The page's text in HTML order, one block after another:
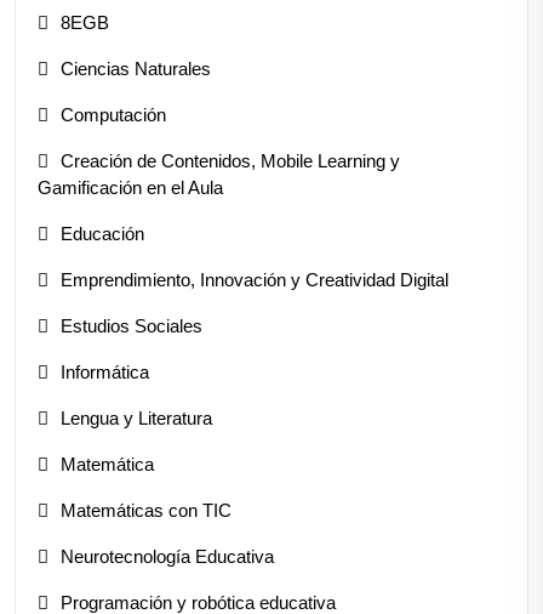
8EGB
Ciencias Naturales
Computación
Creación de Contenidos, Mobile Learning y
Gamificación en el Aula
Educación
Emprendimiento, Innovación y Creatividad Digital
Estudios Sociales
Informática
Lengua y Literatura
Matemática
Matemáticas con TIC
Neurotecnología Educativa
Programación y robótica educativa